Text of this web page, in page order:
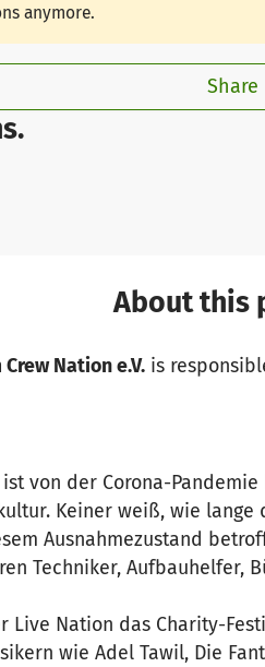
anymore.
Share
About this
Nation e.V.is
von der Corona-
Keiner weiß, wie
Ausnahmezustand
Techniker, Aufbauhelfer,
Nation das Charity-
wie Adel Tawil, Die